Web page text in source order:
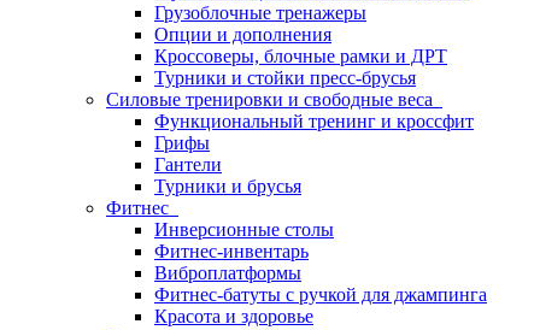
Грузоблочные тренажеры
Опции и дополнения
Кроссоверы, блочные рамки и ДРТ
Турники и стойки пресс-брусья
Силовые тренировки и свободные веса
Функциональный тренинг и кроссфит
Грифы
Гантели
Турники и брусья
Фитнес
Инверсионные столы
Фитнес-инвентарь
Виброплатформы
Фитнес-батуты с ручкой для джампинга
Красота и здоровье